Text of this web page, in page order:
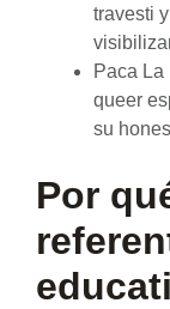
travesti
Paca La
queer
su
Por